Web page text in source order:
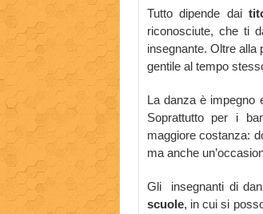
Tutto dipende dai
riconosciute, che ti
insegnante. Oltre alla
gentile al tempo
La danza è impegno
Soprattutto per i
maggiore costanza:
ma anche
Gli insegnanti di
scuole, in cui si